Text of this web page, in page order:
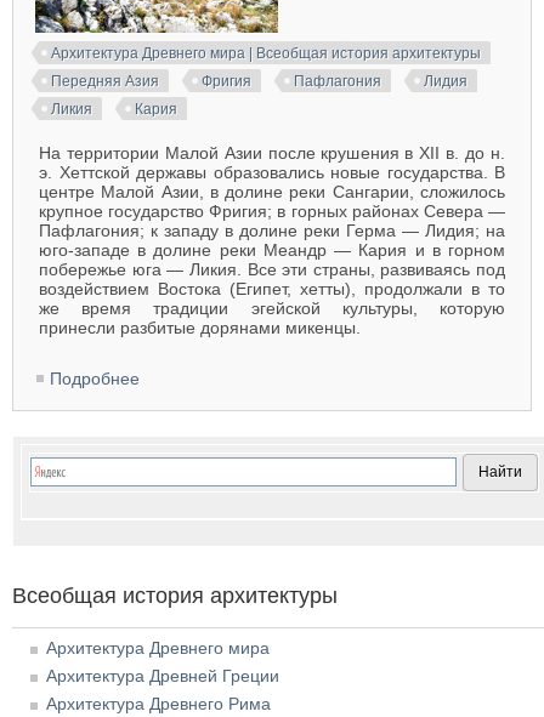
Архитектура Древнего мира | Всеобщая история архитектуры
Передняя Азия
Фригия Пафлагония
Лидия
Ликия
Кария
На территории Малой Азии после крушения в XII в. до н.
э. Хеттской державы образовались новые государства. В
центре Малой Азии, в долине реки Сангарии, сложилось
крупное государство Фригия; в горных районах Севера —
Пафлагония; к западу в долине реки Герма — Лидия; на
юго-западе в долине реки Меандр — Кария и в горном
побережье юга — Ликия. Все эти страны, развиваясь под
воздействием Востока (Египет, хетты), продолжали в то
же время традиции эгейской культуры, которую
принесли разбитые дорянами микенцы.
Подробнее
Всеобщая история архитектуры
Архитектура Древнего мира
Архитектура Древней Греции
Архитектура Древнего Рима